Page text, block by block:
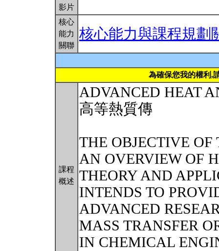
影片
核心
能力
關聯
核心能力與課程規劃
為確保您我的權利,
課程
概述
ADVANCED HEAT
高等熱質傳
THE OBJECTIVE OF
AN OVERVIEW OF
THEORY AND
INTENDS TO
ADVANCED
MASS TRANSFER
IN CHEMICAL